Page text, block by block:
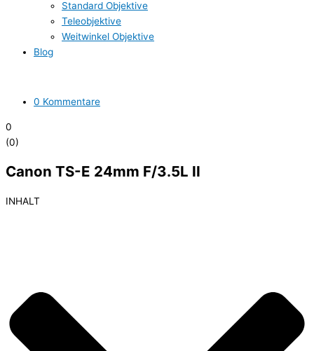
Standard Objektive
Teleobjektive
Weitwinkel Objektive
Blog
0 Kommentare
0
(0)
Canon TS-E 24mm F/3.5L II
INHALT